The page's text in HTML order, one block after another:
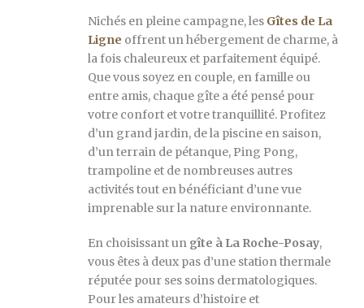
Nichés en pleine campagne, les Gîtes de La
Ligne offrent un hébergement de charme, à
la fois chaleureux et parfaitement équipé.
Que vous soyez en couple, en famille ou
entre amis, chaque gîte a été pensé pour
votre confort et votre tranquillité. Profitez
d’un grand jardin, de la piscine en saison,
d’un terrain de pétanque, Ping Pong,
trampoline et de nombreuses autres
activités tout en bénéficiant d’une vue
imprenable sur la nature environnante.
En choisissant un gîte à La Roche-Posay,
vous êtes à deux pas d’une station thermale
réputée pour ses soins dermatologiques.
Pour les amateurs d’histoire et